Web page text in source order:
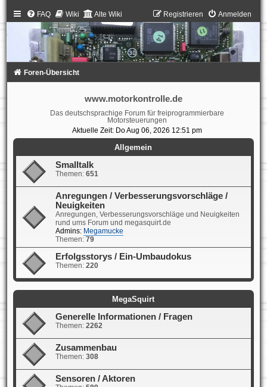
FAQ Wiki Alte Wiki Anmelden
Registrieren
Foren-Übersicht
www.motorkontrolle.de
Das deutschsprachige Forum für freiprogrammierbare
Motorsteuerungen
Aktuelle Zeit: Do Aug 06, 2026 12:51 pm
Allgemein
Smalltalk
Themen: 651
Anregungen / Verbesserungsvorschläge /
Neuigkeiten
Anregungen, Verbesserungsvorschläge und Neuigkeiten
rund ums Forum und megasquirt.de
Admins: Megamucke
Themen: 79
Erfolgsstorys / Ein-Umbaudokus
Themen: 220
MegaSquirt
Generelle Informationen / Fragen
Themen: 2262
Zusammenbau
Themen: 308
Sensoren / Aktoren